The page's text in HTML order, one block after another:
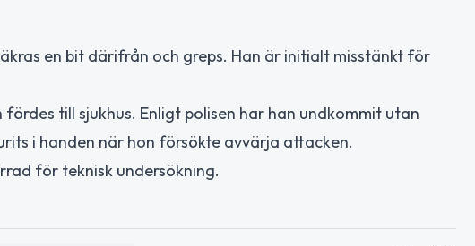
en bit därifrån och greps. Han är initialt misstänkt för
till sjukhus. Enligt polisen har han undkommit utan
i handen när hon försökte avvärja attacken.
för teknisk undersökning.